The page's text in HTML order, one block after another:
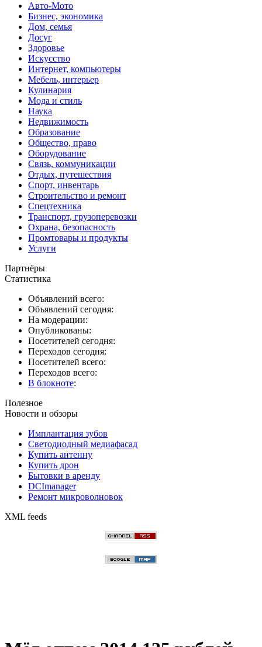
Авто-Мото
Бизнес, экономика
Дом, семья
Досуг
Здоровье
Искусство
Интернет, компьютеры
Мебель, интерьер
Кулинария
Мода и стиль
Наука
Недвижимость
Образование
Общество, право
Оборудование
Связь, коммуникации
Отдых, путешествия
Спорт, инвентарь
Строительство и ремонт
Спецтехника
Транспорт, грузоперевозки
Охрана, безопасность
Промтовары и продукты
Услуги
Партнёры
Статистика
Объявлений всего:
Объявлений сегодня:
На модерации:
Опубликованы:
Посетителей сегодня:
Переходов сегодня:
Посетителей всего:
Переходов всего:
В блокноте:
Полезное
Новости и обзоры
Имплантация зубов
Светодиодный медиафасад
Купить антенну
Купить дрон
Бытовки в аренду
DCImanager
Ремонт микроволновок
XML feeds